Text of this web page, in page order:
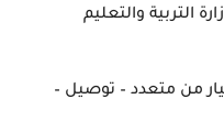
التربية والتعليم
من متعدد – توصيل –